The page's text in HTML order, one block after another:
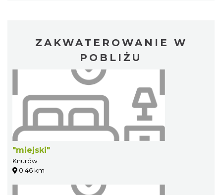
ZAKWATEROWANIE W
POBLIŻU
"miejski"
Knurów
0.46 km